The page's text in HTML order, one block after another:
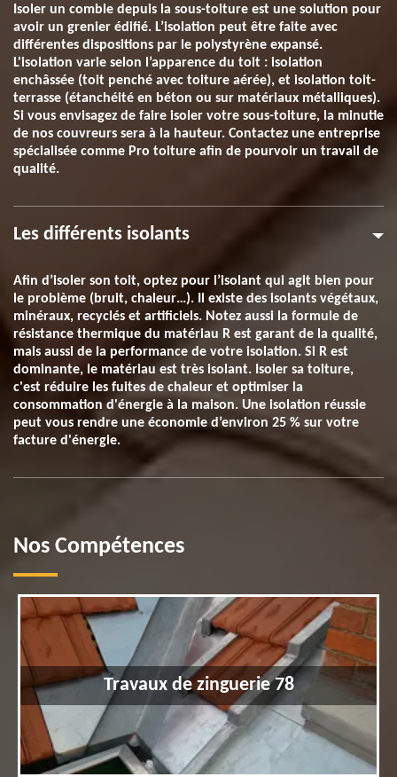
Isoler un comble depuis la sous-toiture est une solution pour
avoir un grenier édifié. L’isolation peut être faite avec
différentes dispositions par le polystyrène expansé.
L'isolation varie selon l’apparence du toit : isolation
enchâssée (toit penché avec toiture aérée), et isolation toit-
terrasse (étanchéité en béton ou sur matériaux métalliques).
Si vous envisagez de faire isoler votre sous-toiture, la minutie
de nos couvreurs sera à la hauteur. Contactez une entreprise
spécialisée comme Pro toiture afin de pourvoir un travail de
qualité.
Les différents isolants
Afin d’isoler son toit, optez pour l’isolant qui agit bien pour
le problème (bruit, chaleur…). Il existe des isolants végétaux,
minéraux, recyclés et artificiels. Notez aussi la formule de
résistance thermique du matériau R est garant de la qualité,
mais aussi de la performance de votre isolation. Si R est
dominante, le matériau est très isolant. Isoler sa toiture,
c'est réduire les fuites de chaleur et optimiser la
consommation d'énergie à la maison. Une isolation réussie
peut vous rendre une économie d’environ 25 % sur votre
facture d'énergie.
Nos Compétences
Travaux de zinguerie 78